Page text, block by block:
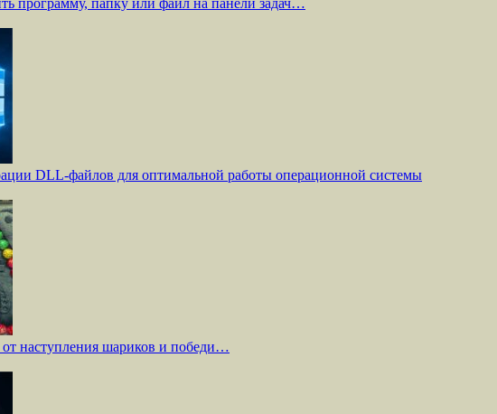
DLL-файлов для оптимальной работы операционной системы
наступления шариков и победи…